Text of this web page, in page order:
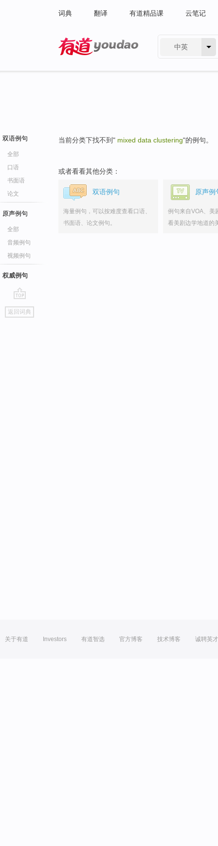
词典 翻译 有道精品课 云笔记
中英
双语例句
全部
口语
书面语
论文
原声例句
全部
音频例句
视频例句
权威例句
go
top
返回词典
当前分类下找不到" mixed data clustering"的例句。
或者看看其他分类：
双语例句
海量例句，可以按难度查看口语、
书面语、论文例句。
原声例
例句来自VOA、美
看美剧边学地道的
关于有道 Investors 有道智选 官方博客 技术博客 诚聘英才